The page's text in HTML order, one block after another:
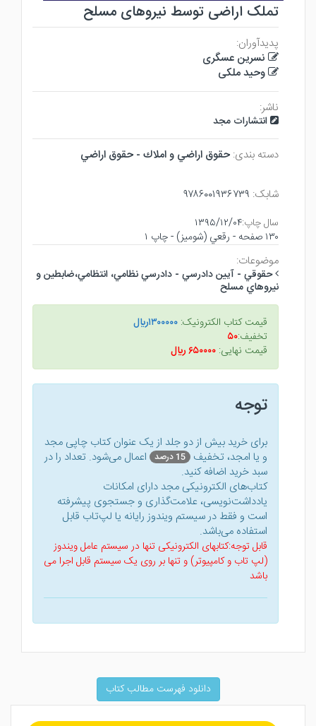
تملک اراضی توسط نیروهای مسلح
پدیدآوران:
نسرین عسگری
وحید ملکی
ناشر:
انتشارات مجد
دسته بندی: حقوق اراضي و املاك - حقوق اراضي
شابک: ۹۷۸۶۰۰۱۹۳۶۷۳۹
سال چاپ:۱۳۹۵/۱۲/۰۴
۱۳۰ صفحه - رقعي (شوميز) - چاپ ۱
موضوعات:
حقوقي - آيين دادرسي - دادرسي نظامي، انتظامي،ضابطين و
نيروهاي مسلح
قیمت کتاب الکترونیک: ۱۳۰۰۰۰۰ريال
تخفیف:۵۰
قیمت نهایی: ۶۵۰۰۰۰ ريال
توجه
برای خرید بیش از دو جلد از یک عنوان کتاب‌ چاپی مجد
و یا امجد، تخفیف 15 درصد
اعمال می‌شود. تعداد را در
سبد خرید اضافه کنید.
کتاب‌های الکترونیکی مجد دارای امکانات
یادداشت‌نویسی، علامت‌گذاری و جستجوی پیشرفته
است و فقط در سیستم ویندوز رایانه یا لپ‌تاب قابل
استفاده می‌باشد.
قابل توجه:کتابهای الکترونیکی تنها در سیستم عامل ویندوز
(لپ تاب و کامپیوتر) و تنها بر روی یک سیستم قابل اجرا می
باشد
دانلود فهرست مطالب کتاب